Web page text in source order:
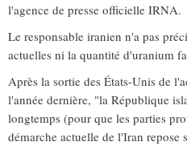
l'agence de presse officielle IRNA.
Le responsable iranien n'a pas
actuelles ni la quantité d'uranium
Après la sortie des États-Unis de
l'année dernière, "la République
longtemps (pour que les parties
démarche actuelle de l'Iran repose